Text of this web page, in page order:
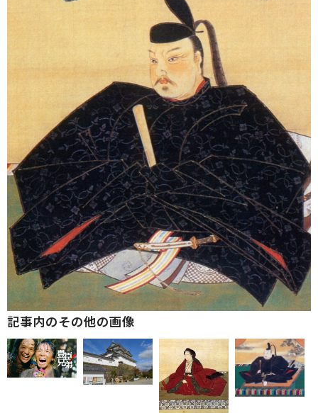
記事内のその他の画像